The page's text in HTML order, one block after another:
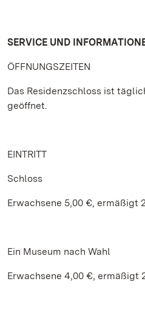
SERVICE UND
ÖFFNUNGSZEITEN
Das Residenzschloss ist
geöffnet.
EINTRITT
Schloss
Erwachsene 5,00 €, ermäßigt
Ein Museum nach Wahl
Erwachsene 4,00 €, ermäßigt